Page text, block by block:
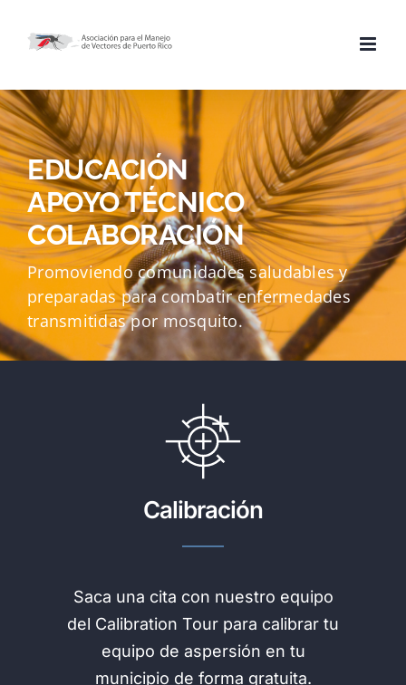
EDUCACIÓN
APOYO TÉCNICO
COLABORACIÓN
Promoviendo comunidades saludables y
preparadas para combatir enfermedades
transmitidas por mosquito.
Calibración
Saca una cita con nuestro equipo
del Calibration Tour para calibrar tu
equipo de aspersión en tu
municipio de forma gratuita.